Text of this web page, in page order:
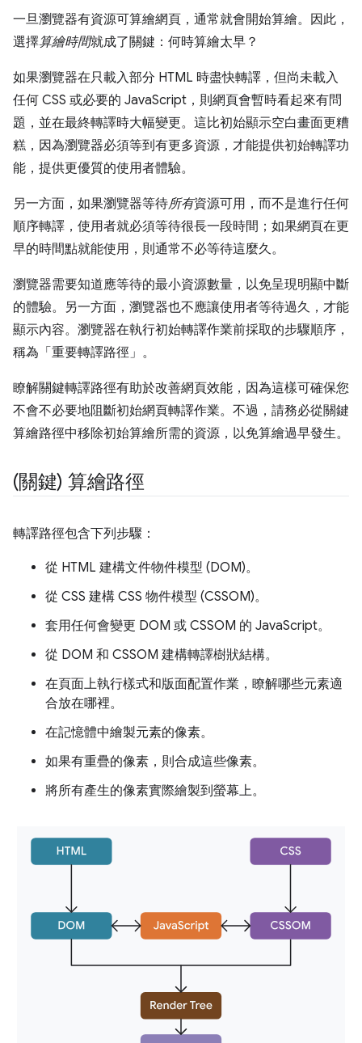
一旦瀏覽器有資源可算繪網頁，通常就會開始算繪。因此，
選擇算繪時間就成了關鍵：何時算繪太早？
如果瀏覽器在只載入部分 HTML 時盡快轉譯，但尚未載入
任何 CSS 或必要的 JavaScript，則網頁會暫時看起來有問
題，並在最終轉譯時大幅變更。這比初始顯示空白畫面更糟
糕，因為瀏覽器必須等到有更多資源，才能提供初始轉譯功
能，提供更優質的使用者體驗。
另一方面，如果瀏覽器等待所有資源可用，而不是進行任何
順序轉譯，使用者就必須等待很長一段時間；如果網頁在更
早的時間點就能使用，則通常不必等待這麼久。
瀏覽器需要知道應等待的最小資源數量，以免呈現明顯中斷
的體驗。另一方面，瀏覽器也不應讓使用者等待過久，才能
顯示內容。瀏覽器在執行初始轉譯作業前採取的步驟順序，
稱為「重要轉譯路徑」 。
瞭解關鍵轉譯路徑有助於改善網頁效能，因為這樣可確保您
不會不必要地阻斷初始網頁轉譯作業。不過，請務必從關鍵
算繪路徑中移除初始算繪所需的資源，以免算繪過早發生。
(關鍵) 算繪路徑
轉譯路徑包含下列步驟：
從 HTML 建構文件物件模型 (DOM)。
從 CSS 建構 CSS 物件模型 (CSSOM)。
套用任何會變更 DOM 或 CSSOM 的 JavaScript。
從 DOM 和 CSSOM 建構轉譯樹狀結構。
在頁面上執行樣式和版面配置作業，瞭解哪些元素適
合放在哪裡。
在記憶體中繪製元素的像素。
如果有重疊的像素，則合成這些像素。
將所有產生的像素實際繪製到螢幕上。